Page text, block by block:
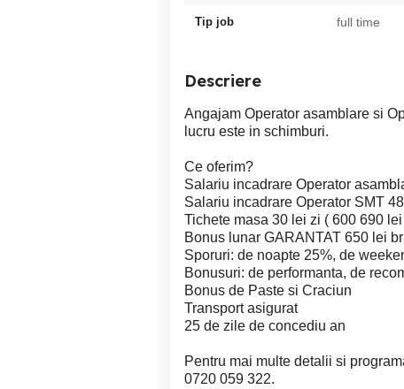
Tip job full time
Descriere
Angajam Operator asamblare si
lucru este in schimburi.
Ce oferim?
Salariu incadrare Operator
Salariu incadrare Operator SMT
Tichete masa 30 lei zi ( 600 690
Bonus lunar GARANTAT 650 lei
Sporuri: de noapte 25%, de
Bonusuri: de performanta, de
Bonus de Paste si Craciun
Transport asigurat
25 de zile de concediu an
Pentru mai multe detalii si
0720 059 322.